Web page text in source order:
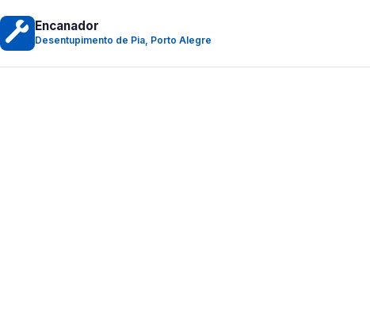
Encanador
Desentupimento de Pia, Porto Alegre